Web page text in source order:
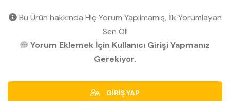
Bu Ürün hakkında Hiç Yorum Yapılmamış, İlk Yorumlayan
Sen Ol!
Yorum Eklemek İçin Kullanıcı Girişi Yapmanız
Gerekiyor.
GİRİŞ YAP